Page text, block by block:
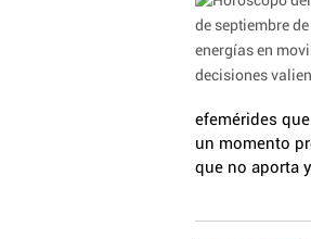
efemérides
un momento
que no aporta